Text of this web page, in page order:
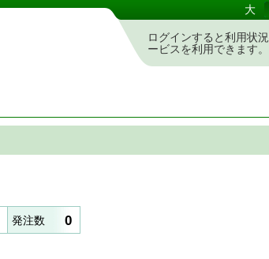
大
ログインすると利用状
ービスを利用できます。
発注数 0